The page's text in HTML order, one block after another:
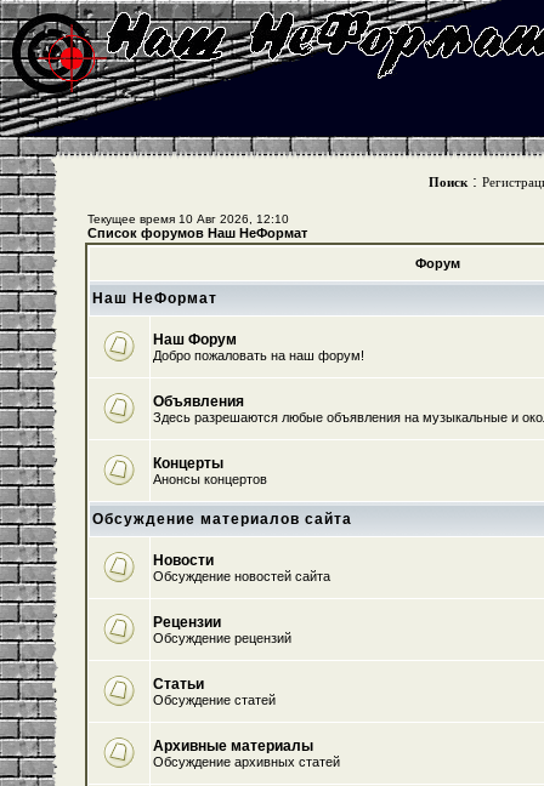
Поиск :
Текущее время 10 Авг 2026, 12:10
Список форумов Наш НеФормат
Форум
Наш НеФормат
Наш Форум
Добро пожаловать на наш форум!
Объявления
Здесь разрешаются любые объявления на музыкальные и
Концерты
Анонсы концертов
Обсуждение материалов сайта
Новости
Обсуждение новостей сайта
Рецензии
Обсуждение рецензий
Статьи
Обсуждение статей
Архивные материалы
Обсуждение архивных статей